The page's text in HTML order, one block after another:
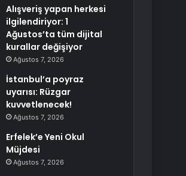
Alışveriş yapan herkesi
ilgilendiriyor: 1
Ağustos’ta tüm dijital
kurallar değişiyor
Ağustos 7, 2026
İstanbul’a poyraz
uyarısı: Rüzgar
kuvvetlenecek!
Ağustos 7, 2026
Erfelek’e Yeni Okul
Müjdesi
Ağustos 7, 2026